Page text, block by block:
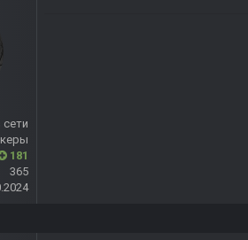
сети
181
365